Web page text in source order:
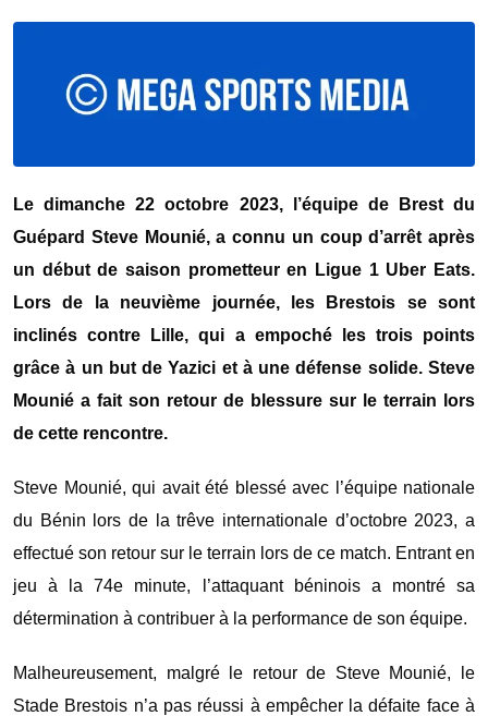
Le dimanche 22 octobre 2023, l’équipe de Brest du
Guépard Steve Mounié, a connu un coup d’arrêt après
un début de saison prometteur en Ligue 1 Uber Eats.
Lors de la neuvième journée, les Brestois se sont
inclinés contre Lille, qui a empoché les trois points
grâce à un but de Yazici et à une défense solide. Steve
Mounié a fait son retour de blessure sur le terrain lors
de cette rencontre.
Steve Mounié, qui avait été blessé avec l’équipe nationale
du Bénin lors de la trêve internationale d’octobre 2023, a
effectué son retour sur le terrain lors de ce match. Entrant en
jeu à la 74e minute, l’attaquant béninois a montré sa
détermination à contribuer à la performance de son équipe.
Malheureusement, malgré le retour de Steve Mounié, le
Stade Brestois n’a pas réussi à empêcher la défaite face à